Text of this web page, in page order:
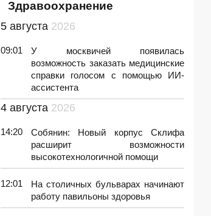
Здравоохранение
5 августа 2026
09:01
У москвичей появилась
возможность заказать медицинские
справки голосом с помощью ИИ-
ассистента
4 августа 2026
14:20
Собянин: Новый корпус Склифа
расширит возможности
высокотехнологичной помощи
12:01
На столичных бульварах начинают
работу павильоны здоровья